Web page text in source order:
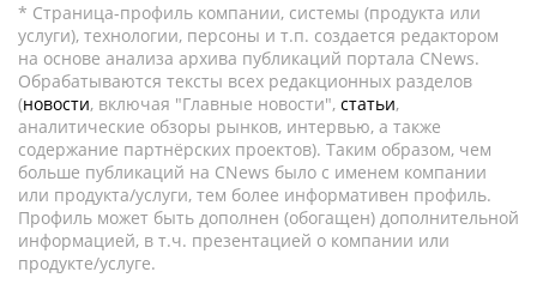
* Страница-профиль компании, системы (продукта или
услуги), технологии, персоны и т.п. создается редактором
на основе анализа архива публикаций портала CNews.
Обрабатываются тексты всех редакционных разделов
(новости, включая "Главные новости", статьи,
аналитические обзоры рынков, интервью, а также
содержание партнёрских проектов). Таким образом, чем
больше публикаций на CNews было с именем компании
или продукта/услуги, тем более информативен профиль.
Профиль может быть дополнен (обогащен) дополнительной
информацией, в т.ч. презентацией о компании или
продукте/услуге.